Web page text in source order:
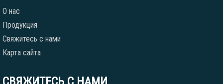
О нас
Продукция
Свяжитесь с нами
Карта сайта